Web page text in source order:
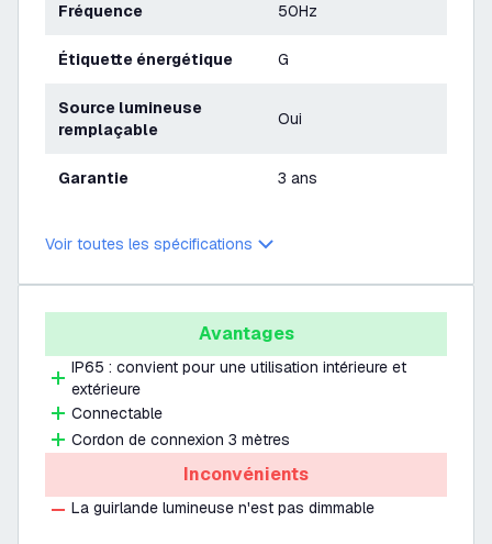
Fréquence 50Hz
Étiquette énergétique G
Source lumineuse
remplaçable
Oui
Garantie 3 ans
Voir toutes les spécifications
Avantages
IP65 : convient pour une utilisation intérieure et
extérieure
Connectable
Cordon de connexion 3 mètres
Inconvénients
La guirlande lumineuse n'est pas dimmable